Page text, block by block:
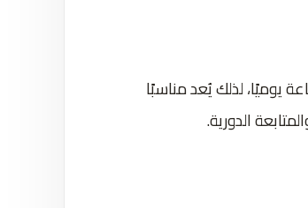
العلاج ارتداء قوالب انفزلاين لمدة تتراوح بين 20 و22 ساعة يوميًا، لذلك يُعد مناسبًا
الدورية.